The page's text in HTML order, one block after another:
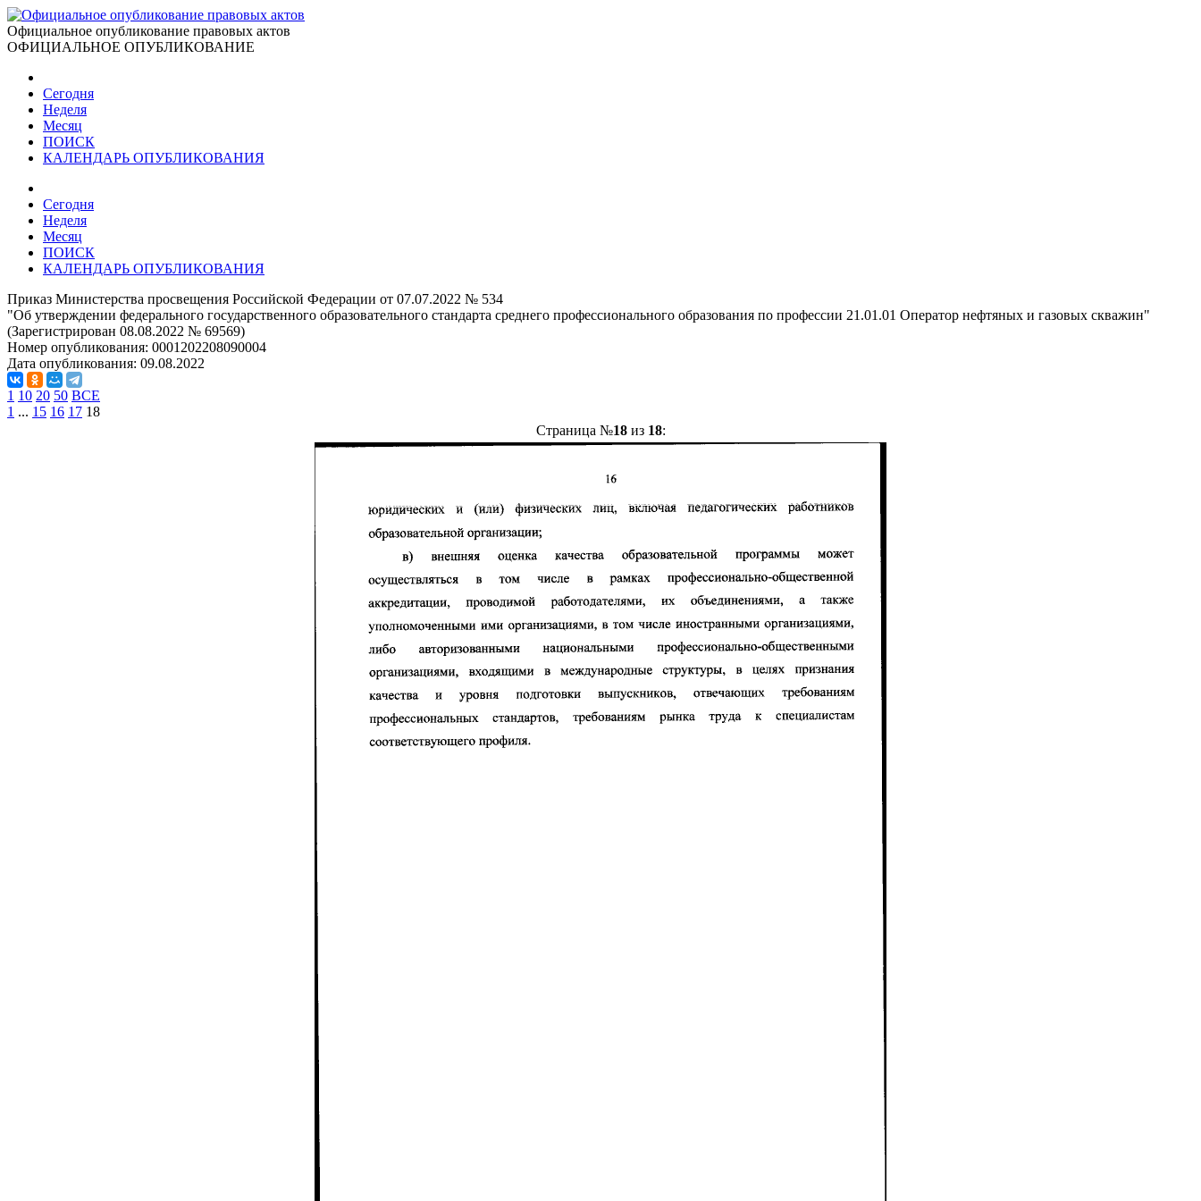
Официальное опубликование правовых актов
ОФИЦИАЛЬНОЕ ОПУБЛИКОВАНИЕ
Сегодня
Неделя
Месяц
ПОИСК
КАЛЕНДАРЬ ОПУБЛИКОВАНИЯ
Сегодня
Неделя
Месяц
ПОИСК
КАЛЕНДАРЬ ОПУБЛИКОВАНИЯ
Приказ Министерства просвещения Российской Федерации от 07.07.2022 № 534
"Об утверждении федерального государственного образовательного стандарта среднего профессионального образования по профессии 21.01.01 Оператор нефтяных и газовых скважин"
(Зарегистрирован 08.08.2022 № 69569)
Номер опубликования: 0001202208090004
Дата опубликования: 09.08.2022
1 10 20 50 ВСЕ
1 ... 15 16 17 18
Страница №18из 18: